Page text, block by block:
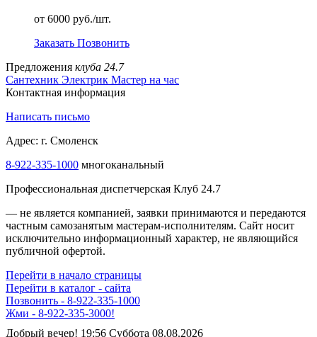
от 6000 руб./шт.
Заказать Позвонить
Предложения клуба 24.7
Сантехник Электрик Мастер на час
Контактная информация
Написать письмо
Адрес: г. Смоленск
8-922-335-1000 многоканальный
Профессиональная диспетчерская Клуб 24.7
— не является компанией, заявки принимаются и передаются
частным самозанятым мастерам‑исполнителям. Сайт носит
исключительно информационный характер, не являющийся
публичной офертой.
Перейти в начало страницы
Перейти в каталог - сайта
Позвонить - 8-922-335-1000
Жми - 8-922-335-3000!
Добрый вечер! 19:56 Суббота 08.08.2026